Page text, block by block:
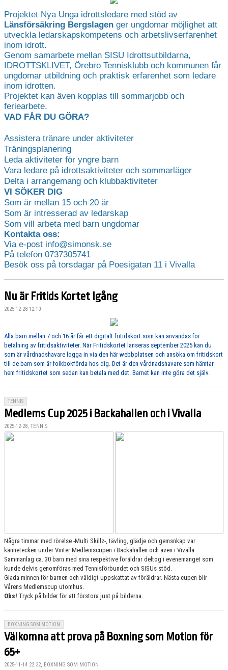
Projektet Nya Unga idrottsledare med stöd av
Länsförsäkring Bergslagen ger ungdomar möjlighet att
utveckla ledarskapskompetens och arbetslivserfarenhet
inom idrott.
Genom samarbete mellan SISU Idrottsutbildarna,
IDROTTSKLIVET, Örebro Tennisklubb och kommunen får
ungdomar utbildning och praktisk erfarenhet som ledare
inom idrotten.
Projektet kan även kopplas till sommarjobb och
feriearbete.
VAD FÅR DU GÖRA?
Assistera tränare under aktiviteter
Träningsplanering
Leda aktiviteter för yngre barn
Vara ledare på idrottsaktiviteter och sommarläger
Delta i arrangemang och klubbaktiviteter
VI SÖKER DIG
Som är mellan 15 och 20 är
Som är intresserad av ledarskap
Som vill arbeta med barn ungdomar
Kontakta oss:
Via e-post info@simonsk.se
På telefon 0737305741
Besök oss på torsdagar på Poesigatan 11 i Vivalla
Nu är Fritids Kortet Igång
2025-12-28 12:10
Alla barn mellan 7 och 16 år får ett digitalt fritidskort som kan användas för
betalning av fritidsaktiviteter. När Fritidskortet lanseras september 2025 kan du
som är vårdnadshavare logga in via den här webbplatsen och ansöka om fritidskort
till de barn som är folkbokförda hos dig. Det är den vårdnadshavare som hämtar
hem fritidskortet som sedan kan betala med det. Barnet kan inte göra det själv.
TENNIS
Medlems Cup 2025 i Backahallen och i Vivalla
2025-12-28, TENNIS
Några timmar med rörelse -Multi Skillz-, tävling, glädje och gemsnkap var
kännetecken under Vinter Medlemscupen i Backahallen och även i Vivalla
Sammanlag ca. 30 barn med sina respektive föräldrar deltog i evenemanget som
kunde delvis genomföras med Tennisförbundet och SISUs stöd.
Glada minnen för barnen och väldigt uppskattat av föräldrar. Nästa cupen blir
Vårens Medlemscup utomhus.
Obs! Tryck på bilder för att förstora just på bilderna.
BOXNING SOM MOTION
Välkomna att prova på Boxning som Motion för
65+
2025-11-14 22:32, BOXNING SOM MOTION